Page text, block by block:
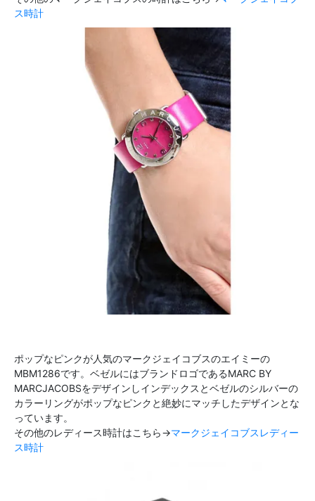
ス時計
ポップなピンクが人気のマークジェイコブスのエイミーの
MBM1286です。ベゼルにはブランドロゴであるMARC BY
MARCJACOBSをデザインしインデックスとベゼルのシルバーの
カラーリングがポップなピンクと絶妙にマッチしたデザインとな
っています。
その他のレディース時計はこちら→マークジェイコブスレディー
ス時計